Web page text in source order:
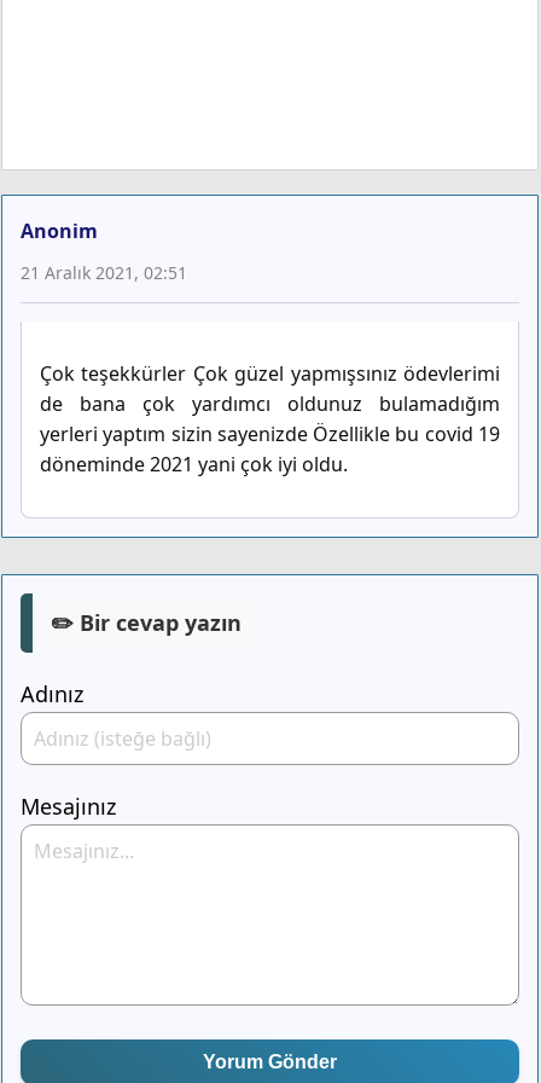
Anonim
21 Aralık 2021, 02:51
Çok teşekkürler Çok güzel yapmışsınız ödevlerimi
de bana çok yardımcı oldunuz bulamadığım
yerleri yaptım sizin sayenizde Özellikle bu covid 19
döneminde 2021 yani çok iyi oldu.
✏️ Bir cevap yazın
Adınız
Mesajınız
Yorum Gönder